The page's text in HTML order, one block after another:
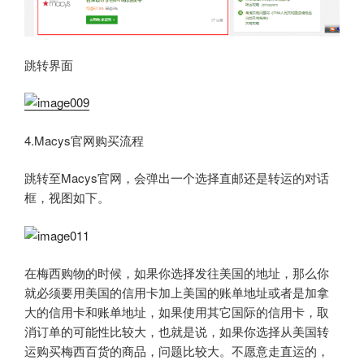
跳转界面
4.Macys官网购买流程
跳转至Macys官网，会弹出一个选择直邮还是转运的对话
框，视图如下。
在梅西购物的时候，如果你选择发往美国的地址，那么你
就必须要用美国的信用卡加上美国的账单地址或者是加拿
大的信用卡和账单地址，如果使用其它国际的信用卡，取
消订单的可能性比较大，也就是说，如果你选择从美国转
运购买梅西百货的商品，问题比较大。不愿意走直运的，